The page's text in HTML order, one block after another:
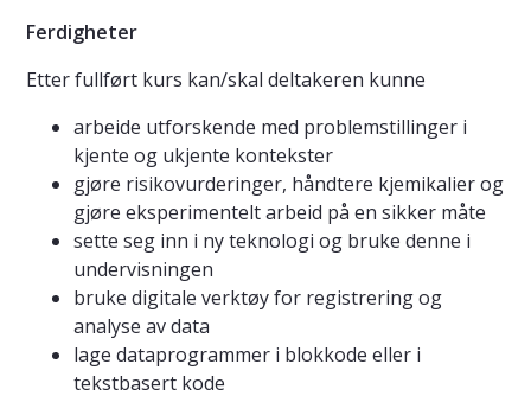
Ferdigheter
Etter fullført kurs kan/skal deltakeren kunne
arbeide utforskende med problemstillinger i
kjente og ukjente kontekster
gjøre risikovurderinger, håndtere kjemikalier og
gjøre eksperimentelt arbeid på en sikker måte
sette seg inn i ny teknologi og bruke denne i
undervisningen
bruke digitale verktøy for registrering og
analyse av data
lage dataprogrammer i blokkode eller i
tekstbasert kode